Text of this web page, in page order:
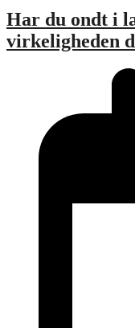
Har du ondt i
virkeligheden